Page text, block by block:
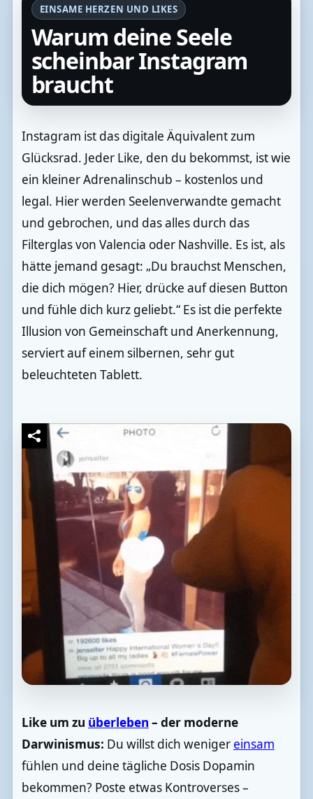
EINSAME HERZEN UND LIKES
Warum deine Seele
scheinbar Instagram
braucht
Instagram ist das digitale Äquivalent zum
Glücksrad. Jeder Like, den du bekommst, ist wie
ein kleiner Adrenalinschub – kostenlos und
legal. Hier werden Seelenverwandte gemacht
und gebrochen, und das alles durch das
Filterglas von Valencia oder Nashville. Es ist, als
hätte jemand gesagt: „Du brauchst Menschen,
die dich mögen? Hier, drücke auf diesen Button
und fühle dich kurz geliebt.“ Es ist die perfekte
Illusion von Gemeinschaft und Anerkennung,
serviert auf einem silbernen, sehr gut
beleuchteten Tablett.
Like um zu überleben – der moderne
Darwinismus: Du willst dich weniger einsam
fühlen und deine tägliche Dosis Dopamin
bekommen? Poste etwas Kontroverses –